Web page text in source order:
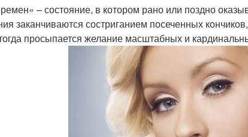
– состояние, в котором рано или поздно
заканчиваются состриганием посеченных
просыпается желание масштабных и